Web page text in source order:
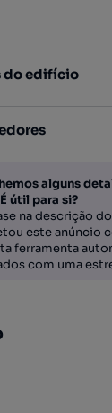
do edifício
alguns
útil para si?
na descrição
este anúncio
ferramenta
com uma